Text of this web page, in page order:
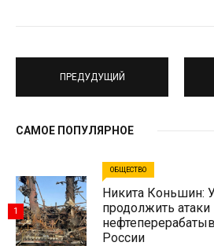
ПРЕДУДУЩИЙ
САМОЕ ПОПУЛЯРНОЕ
ОБЩЕСТВО
Никита Коньшин:
продолжить атаки
России
1